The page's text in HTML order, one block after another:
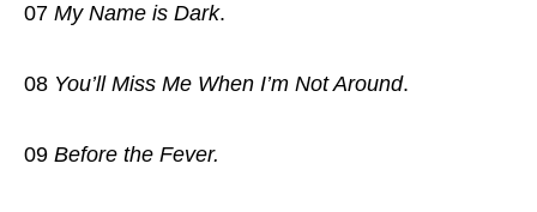
07 My Name is Dark.
08 You’ll Miss Me When I’m Not Around.
09 Before the Fever.